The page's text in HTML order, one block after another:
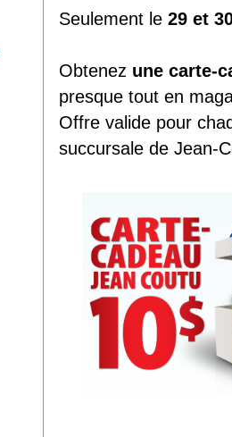
Seulement le 29 et
Obtenez une carte-
presque tout en
Offre valide pour
succursale de Jean-